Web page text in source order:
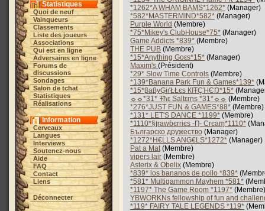
Statistiques
Quoi de neuf
Vainqueurs
Classements
Liste des joueurs
Associations
Qui est en ligne
Adversaires en ligne
Forums de
discussions
Sondages
Salon de tchat
Statistiques
Réalisations
Information
Cerveaux
Langues
Interviews
Soutenez-nous
Aide
FAQ
Contact
Liens
Déconnecter
*1262*A WHAM BAMS*1262* (Manager)
*582*MASTERMIND*582* (Manager)
Purple World (Membre)
*75*Mikey's ClubHouse*75* (Manager)
Game Addicts *839* (Membre)
THE PUB (Membre)
*15*Aηythiηg Goεs*15* (Manager)
Maxim's (Président)
*29* Slow Time Controls (Membre)
*139*Banana Park Fun & Games*139*
*15*βaβyĢіґŁŁєs КIŦÇΉЄŊ*15*
☼☼*31* Ŧħε Saltεrηs *31*☼☼ (Membre)
*276*JUST FUN & GAMES*88* (Membre)
*131* LET'S DANCE *1199* (Membre)
*1110*§ʈrawɓєrriєs -Ƞ- Crєaɱ*1110*
Българско дружество (Manager)
*1272*H€LLS ANG€LS*1272* (Manager)
Pat a Mat(Membre)
vipers lair (Membre)
Asterix & Obelix (Membre)
*839* los bananos de pollo *839*
*581* Multigammon Mayhem *581*
*1197* The Game Room *1197* (Membre)
YBWORKNs fellowship of fun and
*119* FAIRY TALE LEGENDS *119*